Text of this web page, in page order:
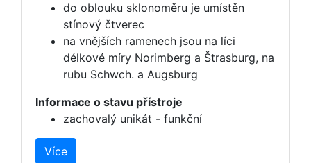
do oblouku sklonoměru je umístěn
stínový čtverec
na vnějších ramenech jsou na líci
délkové míry Norimberg a Štrasburg, na
rubu Schwch. a Augsburg
Informace o stavu přístroje
zachovalý unikát - funkční
Více